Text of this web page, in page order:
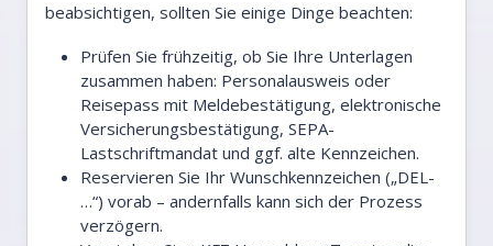
beabsichtigen, sollten Sie einige Dinge beachten:
Prüfen Sie frühzeitig, ob Sie Ihre Unterlagen
zusammen haben: Personalausweis oder
Reisepass mit Meldebestätigung, elektronische
Versicherungsbestätigung, SEPA-
Lastschriftmandat und ggf. alte Kennzeichen.
Reservieren Sie Ihr Wunschkennzeichen („DEL-
…“) vorab – andernfalls kann sich der Prozess
verzögern.